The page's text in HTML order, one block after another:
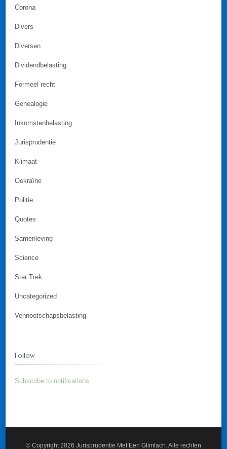
Corona
Divers
Diversen
Dividendbelasting
Formeel recht
Genealogie
Inkomstenbelasting
Jurisprudentie
Klimaat
Oekraïne
Politie
Quotes
Samenleving
Science
Star Trek
Uncategorized
Vennootschapsbelasting
Follow
Subscribe to notifications
© Copyright 2026 Jurisprudentie Met Een Glimlach . Alle rechten